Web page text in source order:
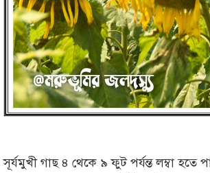
সূর্যমুখী গাছ ৪ থেকে ৯ ফুট পর্যন্ত লম্বা